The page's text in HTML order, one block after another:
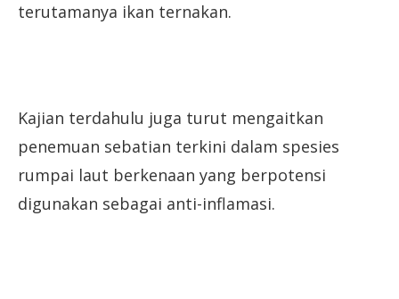
terutamanya ikan ternakan.
Kajian terdahulu juga turut mengaitkan
penemuan sebatian terkini dalam spesies
rumpai laut berkenaan yang berpotensi
digunakan sebagai anti-inflamasi.